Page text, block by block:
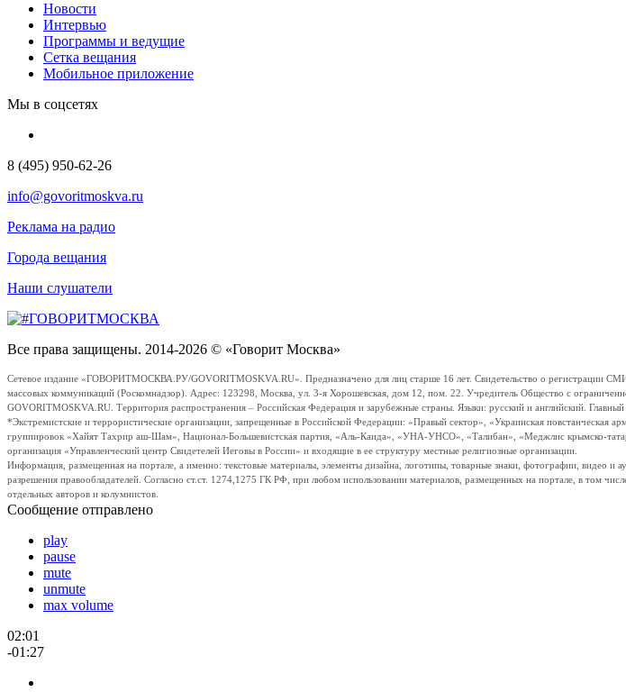
Новости
Интервью
Программы и ведущие
Сетка вещания
Мобильное приложение
Мы в соцсетях
8 (495) 950-62-26
info@govoritmoskva.ru
Реклама на радио
Города вещания
Наши слушатели
Все права защищены. 2014-2026 © «Говорит Москва»
Сетевое издание «ГОВОРИТМОСКВА.РУ/GOVORITMOSKVA.RU». Предназначено для лиц старше 16 лет. Свидетельство о регистрации
массовых коммуникаций (Роскомнадзор). Адрес: 123298, Москва, ул. 3-я Хорошевская, дом 12, пом. 22. Учредитель Общество с
GOVORITMOSKVA.RU. Территория распространения – Российская Федерация и зарубежные страны. Языки: русский и английский.
*Экстремистские и террористические организации, запрещенные в Российской Федерации: «Правый сектор», «Украинская
группировок «Хайят Тахрир аш-Шам», Национал-Большевистская партия, «Аль-Каида», «УНА-УНСО», «Талибан», «Меджлис крымско-
организация «Управленческий центр Свидетелей Иеговы в России» и входящие в ее структуру местные религиозные организации.
Информация, размещенная на портале, а именно: текстовые материалы, элементы дизайна, логотипы, товарные знаки, фотографии, видео
разрешения правообладателей. Согласно ст.ст. 1274,1275 ГК РФ, при любом использовании материалов, размещенных на портале, в том
отдельных авторов и колумнистов.
Сообщение отправлено
play
pause
mute
unmute
max volume
02:01
-01:27